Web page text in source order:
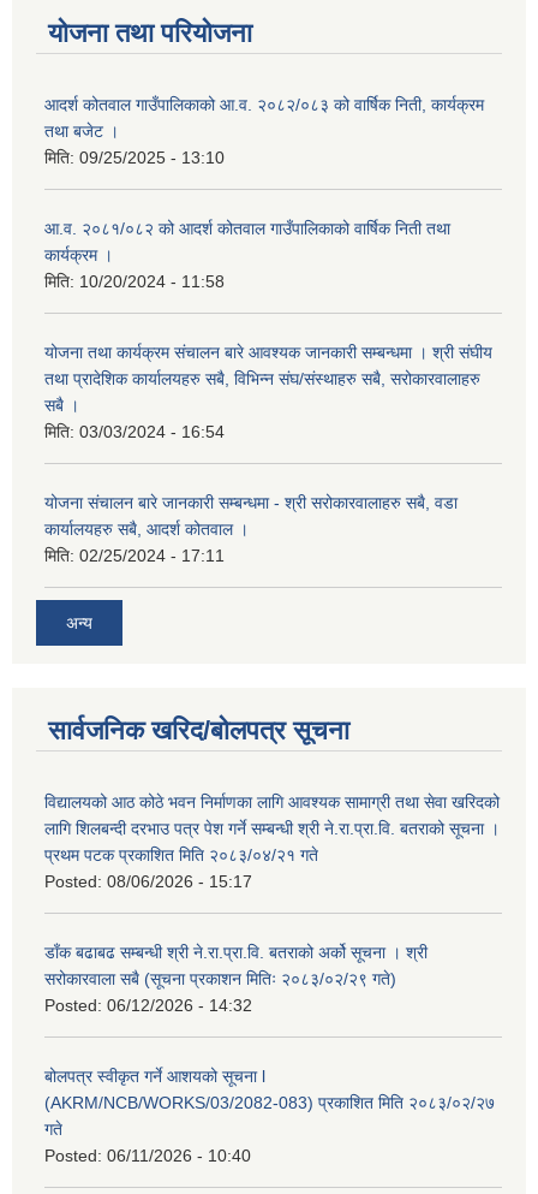
योजना तथा परियोजना
आदर्श कोतवाल गाउँपालिकाको आ.व. २०८२/०८३ को वार्षिक निती, कार्यक्रम
तथा बजेट ।
मिति: 09/25/2025 - 13:10
आ.व. २०८१/०८२ को आदर्श कोतवाल गाउँपालिकाको वार्षिक निती तथा
कार्यक्रम ।
मिति: 10/20/2024 - 11:58
योजना तथा कार्यक्रम संचालन बारे आवश्यक जानकारी सम्बन्धमा । श्री संघीय
तथा प्रादेशिक कार्यालयहरु सबै, विभिन्‍न संघ/संस्थाहरु सबै, सरोकारवालाहरु
सबै ।
मिति: 03/03/2024 - 16:54
योजना संचालन बारे जानकारी सम्बन्धमा - श्री सरोकारवालाहरु सबै, वडा
कार्यालयहरु सबै, आदर्श कोतवाल ।
मिति: 02/25/2024 - 17:11
अन्य
सार्वजनिक खरिद/बोलपत्र सूचना
विद्यालयको आठ कोठे भवन निर्माणका लागि आवश्यक सामाग्री तथा सेवा खरिदको
लागि शिलबन्दी दरभाउ पत्र पेश गर्ने सम्बन्धी श्री ने.रा.प्रा.वि. बतराको सूचना ।
प्रथम पटक प्रकाशित मिति २०८३/०४/२१ गते
Posted: 08/06/2026 - 15:17
डाँक बढाबढ सम्बन्धी श्री ने.रा.प्रा.वि. बतराको अर्को सूचना । श्री
सरोकारवाला सबै (सूचना प्रकाशन मितिः २०८३/०२/२९ गते)
Posted: 06/12/2026 - 14:32
बोलपत्र स्वीकृत गर्ने आशयको सूचना l
(AKRM/NCB/WORKS/03/2082-083) प्रकाशित मिति २०८३/०२/२७
गते
Posted: 06/11/2026 - 10:40